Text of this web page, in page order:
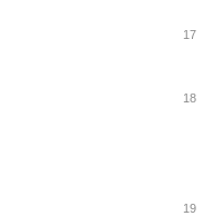
17
18
19